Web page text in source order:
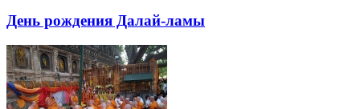
День рождения Далай-ламы